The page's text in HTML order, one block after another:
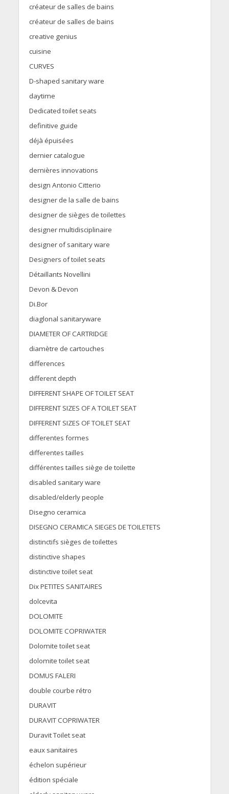
créateur de salles de bains
créateur de salles de bains
creative genius
cuisine
CURVES
D-shaped sanitary ware
daytime
Dedicated toilet seats
definitive guide
déjà épuisées
dernier catalogue
dernières innovations
design Antonio Citterio
designer de la salle de bains
designer de sièges de toilettes
designer multidisciplinaire
designer of sanitary ware
Designers of toilet seats
Détaillants Novellini
Devon & Devon
Di.Bor
diaglonal sanitaryware
DIAMETER OF CARTRIDGE
diamètre de cartouches
differences
different depth
DIFFERENT SHAPE OF TOILET SEAT
DIFFERENT SIZES OF A TOILET SEAT
DIFFERENT SIZES OF TOILET SEAT
differentes formes
differentes tailles
différentes tailles siège de toilette
disabled sanitary ware
disabled/elderly people
Disegno ceramica
DISEGNO CERAMICA SIEGES DE TOILETETS
distinctifs sièges de toilettes
distinctive shapes
distinctive toilet seat
Dix PETITES SANITAIRES
dolcevita
DOLOMITE
DOLOMITE COPRIWATER
Dolomite toilet seat
dolomite toilet seat
DOMUS FALERI
double courbe rétro
DURAVIT
DURAVIT COPRIWATER
Duravit Toilet seat
eaux sanitaires
échelon supérieur
édition spéciale